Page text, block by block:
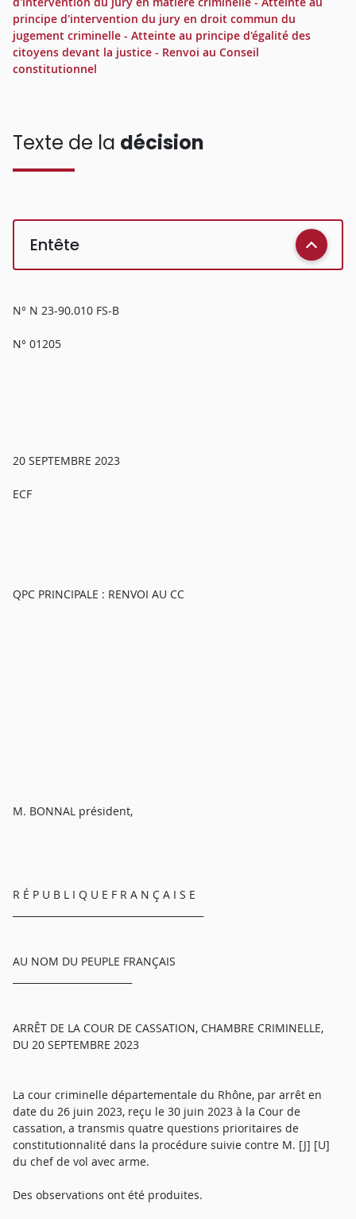
principe d'intervention du jury en droit commun du
jugement criminelle - Atteinte au principe d'égalité des
citoyens devant la justice - Renvoi au Conseil
constitutionnel
Texte de la décision
Entête
N° N 23-90.010 FS-B
N° 01205
20 SEPTEMBRE 2023
ECF
QPC PRINCIPALE : RENVOI AU CC
M. BONNAL président,
R É P U B L I Q U E F R A N Ç A I S E
AU NOM DU PEUPLE FRANÇAIS
ARRÊT DE LA COUR DE CASSATION, CHAMBRE CRIMINELLE,
DU 20 SEPTEMBRE 2023
La cour criminelle départementale du Rhône, par arrêt en
date du 26 juin 2023, reçu le 30 juin 2023 à la Cour de
cassation, a transmis quatre questions prioritaires de
constitutionnalité dans la procédure suivie contre M. [J] [U]
du chef de vol avec arme.
Des observations ont été produites.